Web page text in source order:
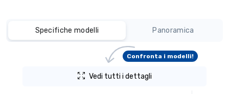
Specifiche modelli Panoramica
Vedi tutti i dettagli
Confronta i modelli!